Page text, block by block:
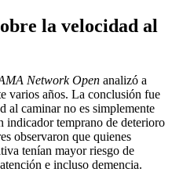
la velocidad al
Network Open analizó a
varios años. La conclusión fue
al caminar no es simplemente
indicador temprano de deterioro
observaron que quienes
tenían mayor riesgo de
e incluso demencia.